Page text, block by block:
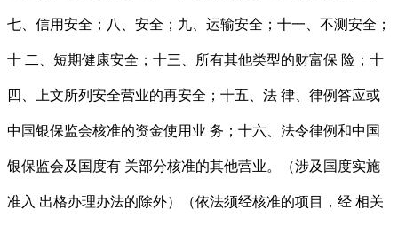
七、信用安全；八、安全；九、运输安全；十一、不测安全；
十 二、短期健康安全；十三、所有其他类型的财富保 险；十
四、上文所列安全营业的再安全；十五、法 律、律例答应或
中国银保监会核准的资金使用业 务；十六、法令律例和中国
银保监会及国度有 关部分核准的其他营业。（涉及国度实施
准入 出格办理办法的除外）（依法须经核准的项目，经 相关